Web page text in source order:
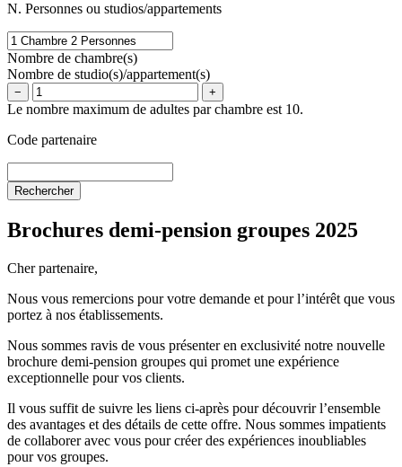
N. Personnes ou studios/appartements
Nombre de chambre(s)
Nombre de studio(s)/appartement(s)
− +
Le nombre maximum de adultes par chambre est 10.
Code partenaire
Brochures demi-pension groupes 2025
Cher partenaire,
Nous vous remercions pour votre demande et pour l’intérêt que vous
portez à nos établissements.
Nous sommes ravis de vous présenter en exclusivité notre nouvelle
brochure demi-pension groupes qui promet une expérience
exceptionnelle pour vos clients.
Il vous suffit de suivre les liens ci-après pour découvrir l’ensemble
des avantages et des détails de cette offre. Nous sommes impatients
de collaborer avec vous pour créer des expériences inoubliables
pour vos groupes.